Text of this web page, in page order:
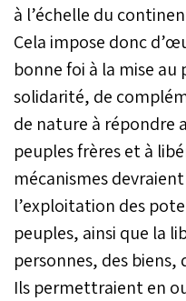
à l’échelle du
Cela impose donc
bonne foi à la mise
solidarité, de
de nature à répondre
peuples frères et à
mécanismes
l’exploitation des
peuples, ainsi que la
personnes, des biens,
Ils permettraient en